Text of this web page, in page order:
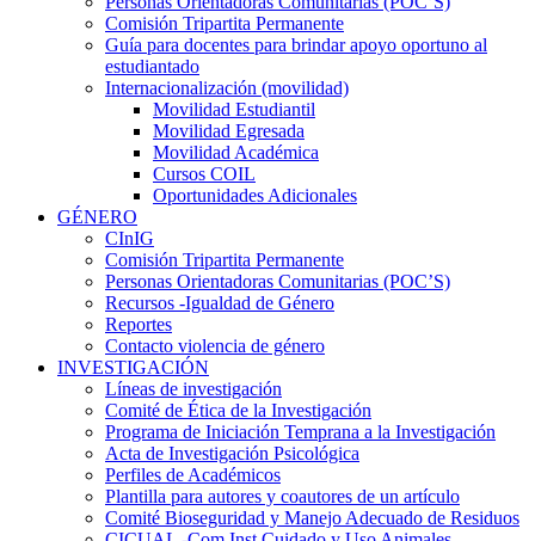
Comisión Tripartita Permanente
Guía para docentes para brindar apoyo oportuno al
estudiantado
Internacionalización (movilidad)
Movilidad Estudiantil
Movilidad Egresada
Movilidad Académica
Cursos COIL
Oportunidades Adicionales
GÉNERO
CInIG
Comisión Tripartita Permanente
Personas Orientadoras Comunitarias (POC’S)
Recursos -Igualdad de Género
Reportes
Contacto violencia de género
INVESTIGACIÓN
Líneas de investigación
Comité de Ética de la Investigación
Programa de Iniciación Temprana a la Investigación
Acta de Investigación Psicológica
Perfiles de Académicos
Plantilla para autores y coautores de un artículo
Comité Bioseguridad y Manejo Adecuado de Residuos